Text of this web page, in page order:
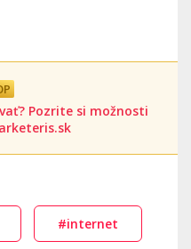
Pozrite si možnosti
#internet